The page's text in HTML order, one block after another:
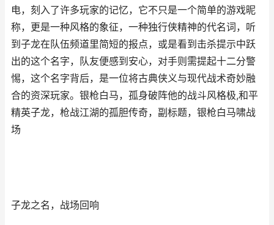
电，刻入了许多玩家的记忆，它不只是一个简单的游戏昵
称，更是一种风格的象征，一种独行侠精神的代名词，听
到子龙在队伍频道里简短的报点，或是看到击杀提示中跃
出的这个名字，队友便感到安心，对手则需提起十二分警
惕，这个名字背后，是一位将古典侠义与现代战术奇妙融
合的资深玩家。银枪白马，孤身破阵他的战斗风格极,和平
精英子龙，枪战江湖的孤胆传奇，副标题，银枪白马啸战
场
子龙之名，战场回响